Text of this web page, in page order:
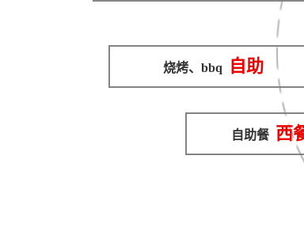
烧烤、bbq 自助
自助餐 西